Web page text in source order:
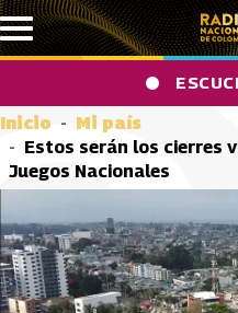
Pasar al contenido principal
Inicio
Mi país
Estos serán los cierres
Juegos Nacionales